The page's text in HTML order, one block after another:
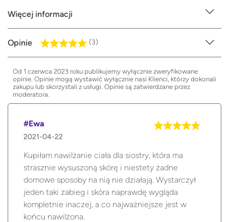
Więcej informacji
Opinie (3)
Od 1 czerwca 2023 roku publikujemy wyłącznie zweryfikowane
opinie. Opinie mogą wystawić wyłącznie nasi Klienci, którzy dokonali
zakupu lub skorzystali z usługi. Opinie są zatwierdzane przez
moderatora.
#Ewa
2021-04-22
Kupiłam nawilżanie ciała dla siostry, która ma
strasznie wysuszoną skórę i niestety żadne
domowe sposoby na nią nie działają. Wystarczył
jeden taki zabieg i skóra naprawdę wygląda
kompletnie inaczej, a co najważniejsze jest w
końcu nawilżona.